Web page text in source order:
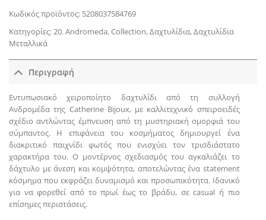
Κωδικός προϊόντος: 5208037584769
Κατηγορίες: 20. Andromeda,Collection,Δαχτυλίδια,Δαχτυλίδια
Μεταλλικά
Περιγραφή
Εντυπωσιακό χειροποίητο δαχτυλίδι από τη συλλογή
Ανδρομέδα της Catherine Bijoux, με καλλιτεχνικό σπειροειδές
σχέδιο αντλώντας έμπνευση από τη μυστηριακή ομορφιά του
σύμπαντος. Η επιφάνεια του κοσμήματος δημιουργεί ένα
διακριτικό παιχνίδι φωτός που ενισχύει τον τρισδιάστατο
χαρακτήρα του. Ο μοντέρνος σχεδιασμός του αγκαλιάζει το
δάχτυλο με άνεση και κομψότητα, αποτελώντας ένα statement
κόσμημα που εκφράζει δυναμισμό και προσωπικότητα. Ιδανικό
για να φορεθεί από το πρωί έως το βράδυ, σε casual ή πιο
επίσημες περιστάσεις.